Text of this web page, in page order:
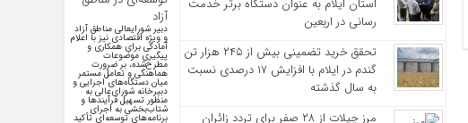
استان ایلام به‌ عنوان دستگاه برتر خدمت‌
رسانی در اربعین
تحقق خرید تضمینی بیش از ۲۴۵ هزار تن
گندم در ایلام با افزایش ۱۷ درصدی نسبت
به سال گذشته
مرز چیلات از ۲۸ صفر برای تردد زائران
آزاد
دبیر شورایعالی مناطق آزاد
و ویژه اقتصادی نیز با اعلام
آمادگی برای همکاری و
پیگیری موضوعات
مطرح‌شده، بر ضرورت
هماهنگی و تعامل مستمر
میان دستگاه‌های اجرایی و
دبیرخانه شورای‌عالی به
منظور تسهیل فرآیند‌ها و
شتاب‌بخشی به اجرای
برنامه‌های توسعه‌ای تأکید